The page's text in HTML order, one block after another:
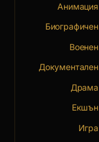
Анимация
Биографичен
Военен
Документален
Драма
Екшън
Игра